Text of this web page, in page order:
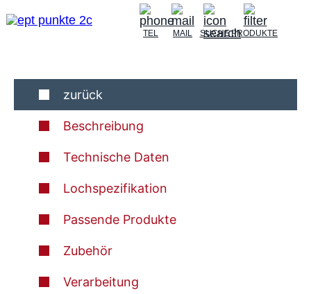
TEL MAIL SUCHEPRODUKTE
zurück
Beschreibung
Technische Daten
Lochspezifikation
Passende Produkte
Zubehör
Verarbeitung